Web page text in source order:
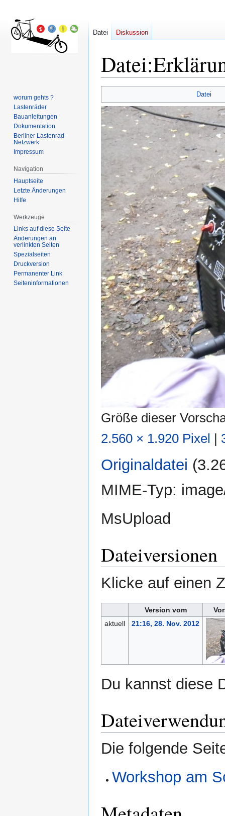
Datei:
Navigation
springen
Suche
springen
Datei
Größe dieser
2.560 × 1.920 Pixel |
Originaldatei
MIME-Typ:
MsUpload
Dateiversionen
Klicke auf einen
Version vom
aktuell
21:16, 28. Nov. 2012
Du kannst diese
Die folgende
Workshop am
Datei Diskussion
worum gehts ?
Lastenräder
Bauanleitungen
Dokumentation
Berliner Lastenrad-
Netzwerk
Impressum
Navigation
Hauptseite
Letzte Änderungen
Hilfe
Werkzeuge
Links auf diese Seite
Änderungen an
verlinkten Seiten
Spezialseiten
Druckversion
Permanenter Link
Seiten­informationen